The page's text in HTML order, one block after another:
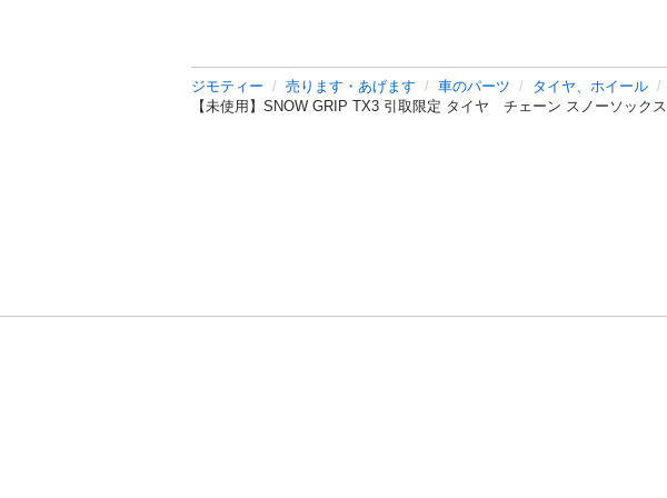
ジモティー 売ります・あげます 車のパーツ タイヤ、ホイール
【未使用】SNOW GRIP TX3 引取限定 タイヤ チェーン スノーソックス